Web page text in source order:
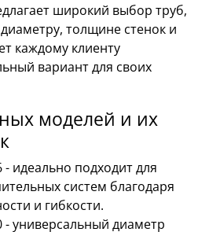
широкий выбор труб,
толщине стенок и
каждому клиенту
вариант для своих
моделей и их
- идеально подходит для
систем благодаря
и гибкости.
- универсальный диаметр